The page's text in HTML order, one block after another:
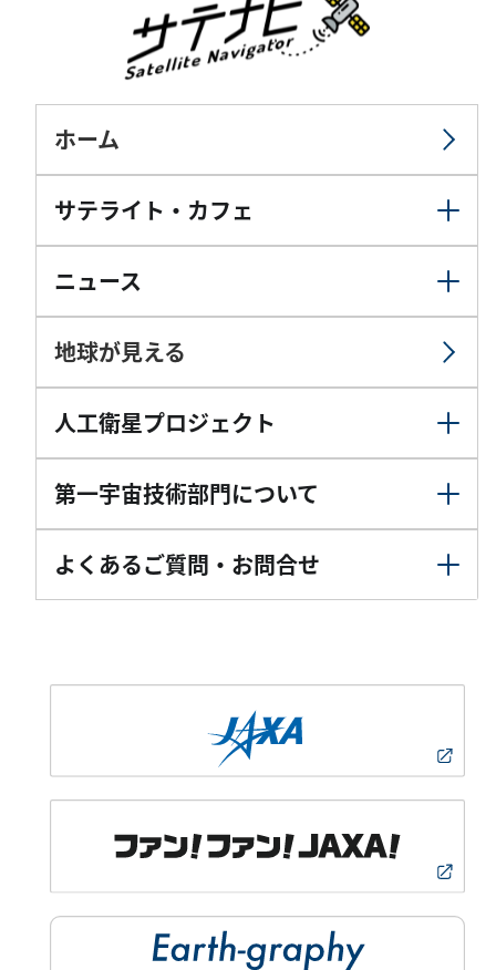
ホーム
サテライト・カフェ
ニュース
地球が見える
人工衛星プロジェクト
第一宇宙技術部門について
よくあるご質問・お問合せ